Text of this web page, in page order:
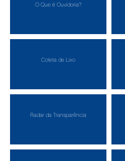
O Que é Ouvidoria?
Coleta de Lixo
Radar da Transparência